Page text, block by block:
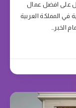
على افضل عمال
في المملكة العربية
الخبر…